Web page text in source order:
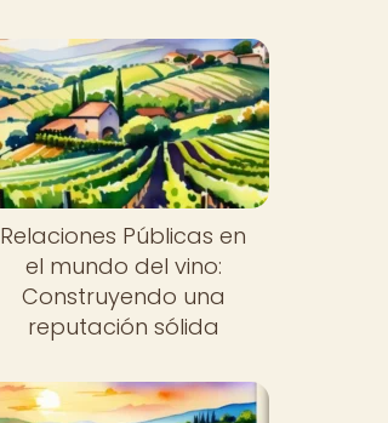
Relaciones Públicas en
el mundo del vino:
Construyendo una
reputación sólida